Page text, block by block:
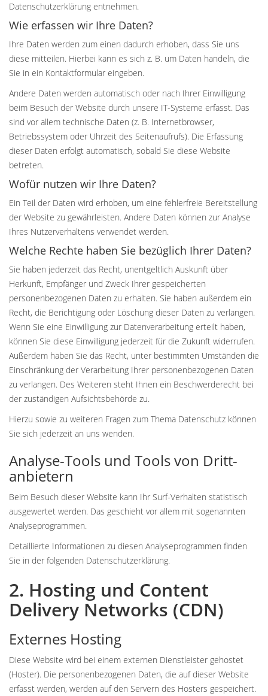
Datenschutzerklärung entnehmen.
Wie erfassen wir Ihre Daten?
Ihre Daten werden zum einen dadurch erhoben, dass Sie uns
diese mitteilen. Hierbei kann es sich z. B. um Daten handeln, die
Sie in ein Kontaktformular eingeben.
Andere Daten werden automatisch oder nach Ihrer Einwilligung
beim Besuch der Website durch unsere IT-Systeme erfasst. Das
sind vor allem technische Daten (z. B. Internetbrowser,
Betriebssystem oder Uhrzeit des Seitenaufrufs). Die Erfassung
dieser Daten erfolgt automatisch, sobald Sie diese Website
betreten.
Wofür nutzen wir Ihre Daten?
Ein Teil der Daten wird erhoben, um eine fehlerfreie Bereitstellung
der Website zu gewährleisten. Andere Daten können zur Analyse
Ihres Nutzerverhaltens verwendet werden.
Welche Rechte haben Sie bezüglich Ihrer Daten?
Sie haben jederzeit das Recht, unentgeltlich Auskunft über
Herkunft, Empfänger und Zweck Ihrer gespeicherten
personenbezogenen Daten zu erhalten. Sie haben außerdem ein
Recht, die Berichtigung oder Löschung dieser Daten zu verlangen.
Wenn Sie eine Einwilligung zur Datenverarbeitung erteilt haben,
können Sie diese Einwilligung jederzeit für die Zukunft widerrufen.
Außerdem haben Sie das Recht, unter bestimmten Umständen die
Einschränkung der Verarbeitung Ihrer personenbezogenen Daten
zu verlangen. Des Weiteren steht Ihnen ein Beschwerderecht bei
der zuständigen Aufsichtsbehörde zu.
Hierzu sowie zu weiteren Fragen zum Thema Datenschutz können
Sie sich jederzeit an uns wenden.
Analyse-Tools und Tools von Dritt­
anbietern
Beim Besuch dieser Website kann Ihr Surf-Verhalten statistisch
ausgewertet werden. Das geschieht vor allem mit sogenannten
Analyseprogrammen.
Detaillierte Informationen zu diesen Analyseprogrammen finden
Sie in der folgenden Datenschutzerklärung.
2. Hosting und Content
Delivery Networks (CDN)
Externes Hosting
Diese Website wird bei einem externen Dienstleister gehostet
(Hoster). Die personenbezogenen Daten, die auf dieser Website
erfasst werden, werden auf den Servern des Hosters gespeichert.